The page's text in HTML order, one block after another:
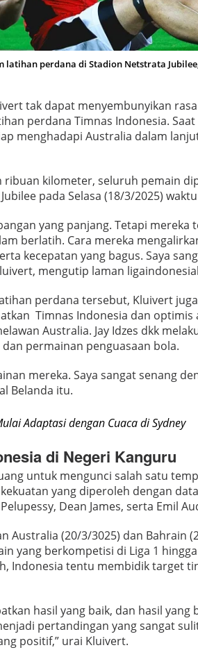
perdana di Stadion Netstrata Jubilee,
tak dapat menyembunyikan rasa
perdana Timnas Indonesia. Saat
menghadapi Australia dalam
kilometer, seluruh pemain
pada Selasa (18/3/2025)
yang panjang. Tetapi mereka
berlatih. Cara mereka
kecepatan yang bagus. Saya
mengutip laman
perdana tersebut, Kluivert
Timnas Indonesia dan optimis
Australia. Jay Idzes dkk
permainan penguasaan bola.
mereka. Saya sangat senang
Belanda itu.
Adaptasi dengan Cuaca di Sydney
di Negeri Kanguru
untuk mengunci salah satu
yang diperoleh dengan
Dean James, serta Emil
Australia (20/3/3025) dan Bahrain
yang berkompetisi di Liga 1
Indonesia tentu membidik target
hasil yang baik, dan hasil yang
pertandingan yang sangat
positif,” urai Kluivert.